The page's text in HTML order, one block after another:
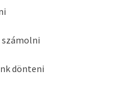
számolni
dönteni